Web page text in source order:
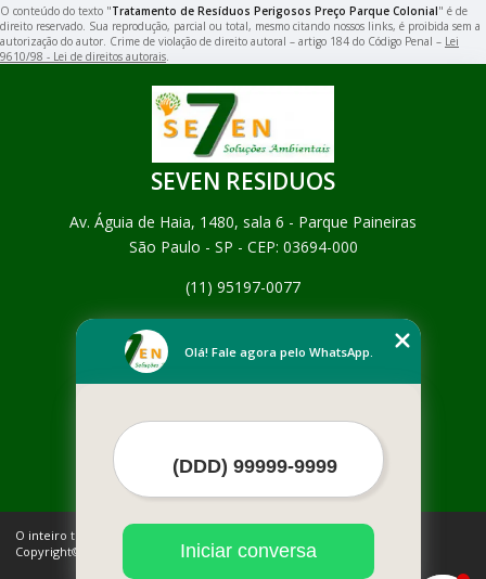
O conteúdo do texto "Tratamento de Resíduos Perigosos Preço Parque Colonial" é de
direito reservado. Sua reprodução, parcial ou total, mesmo citando nossos links, é proibida sem a
autorização do autor. Crime de violação de direito autoral – artigo 184 do Código Penal – Lei
9610/98 - Lei de direitos autorais
SEVEN RESIDUOS
Av. Águia de Haia, 1480, sala 6 - Parque Paineiras
São Paulo - SP - CEP: 03694-000
(11) 95197-0077
Empresa
Contato
Mais Serviços
O inteiro teor deste site está sujeito à proteção de direitos autorais.
Copyright© SEVEN RESIDUOS (Lei 9610 de 19/02/1998)
Olá! Fale agora pelo WhatsApp.
Iniciar conversa